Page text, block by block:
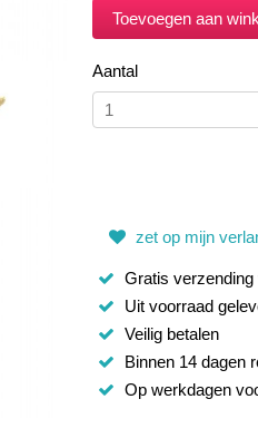
Aantal
zet op mijn
Gratis verzending
Uit voorraad
Veilig betalen
Binnen 14 dagen
Op werkdagen